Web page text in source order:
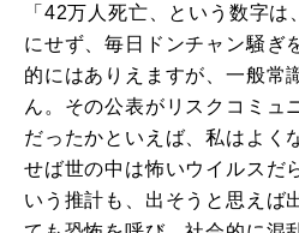
「42万人死亡、という数字
にせず、毎日ドンチャン騒ぎ
的にはありえますが、一般常
ん。その公表がリスクコミュ
だったかといえば、私はよく
せば世の中は怖いウイルスだ
いう推計も、出そうと思えば